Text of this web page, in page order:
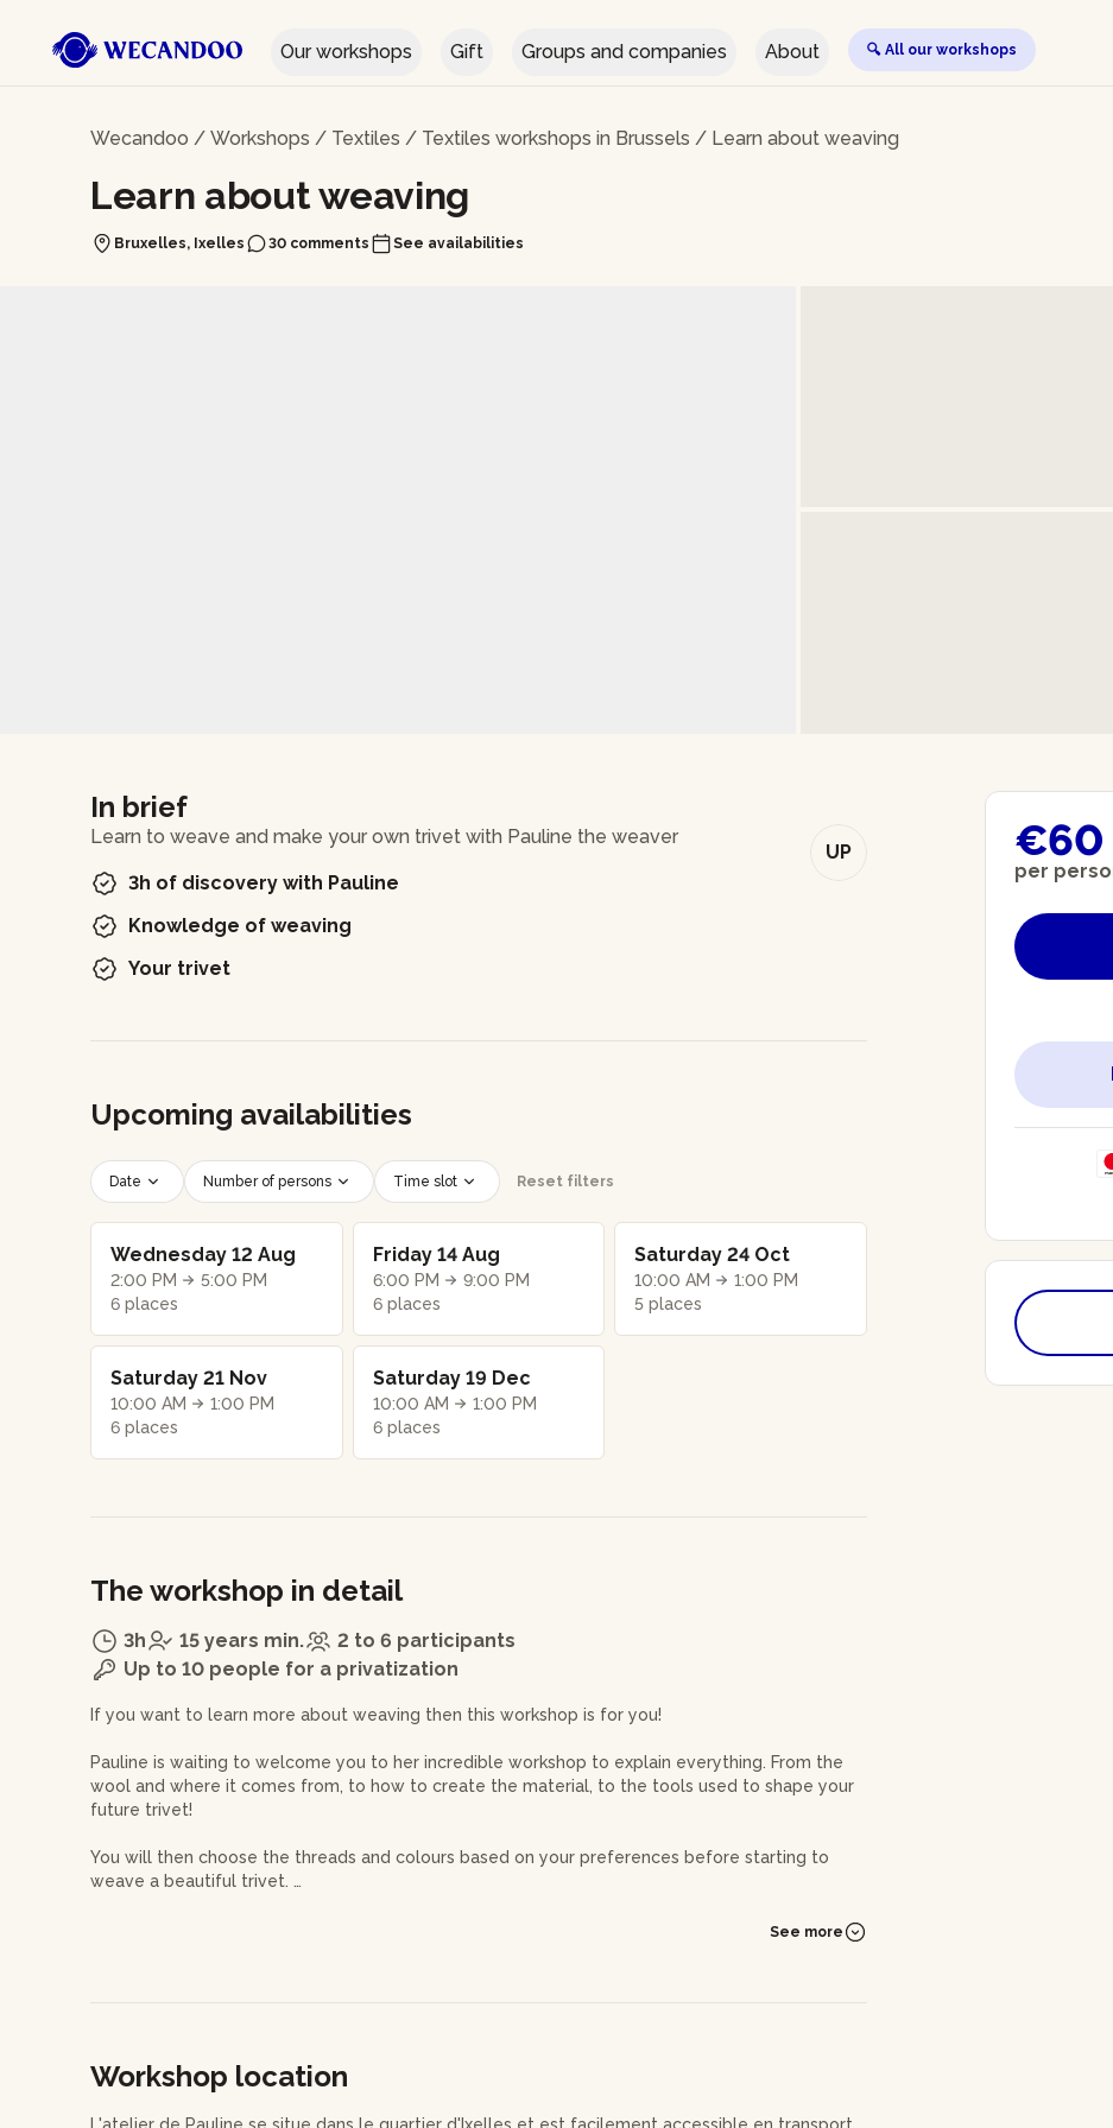
Our workshops Gift Groups and companies About 🔍 All our workshops
Wecandoo / Workshops / Textiles / Textiles workshops in Brussels / Learn about weaving
Learn about weaving
Bruxelles, Ixelles 30 comments See availabilities
In brief
UP
Learn to weave and make your own trivet with Pauline the weaver
3h of discovery with Pauline
Knowledge of weaving
Your trivet
Upcoming availabilities
Date Number of persons Time slot Reset filters
Wednesday 12 Aug
2:00 PM
5:00 PM
6 places
Friday 14 Aug
6:00 PM
9:00 PM
6 places
Saturday 24 Oct
10:00 AM
1:00 PM
5 places
Saturday 21 Nov
10:00 AM
1:00 PM
6 places
Saturday 19 Dec
10:00 AM
1:00 PM
6 places
The workshop in detail
3h 15 years min.
2 to 6 participants
Up to 10 people for a privatization
If you want to learn more about weaving then this workshop is for you!
Pauline is waiting to welcome you to her incredible workshop to explain everything. From the
wool and where it comes from, to how to create the material, to the tools used to shape your
future trivet!
You will then choose the threads and colours based on your preferences before starting to
weave a beautiful trivet.
See more
Workshop location
€60
per